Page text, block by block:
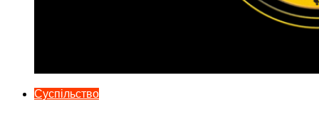
Суспільство